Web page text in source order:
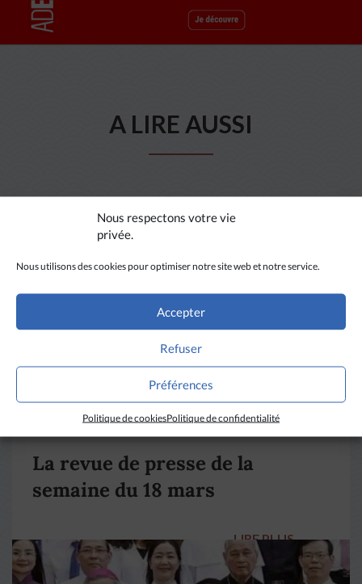
Nous respectons votre vie
privée.
Nous utilisons des cookies pour optimiser notre site web et notre service.
Accepter
Refuser
Préférences
Politique de cookiesPolitique de confidentialité
A LIRE AUSSI
DIVERS HORIZONS
La revue de presse de la
semaine du 18 mars
LIRE PLUS →